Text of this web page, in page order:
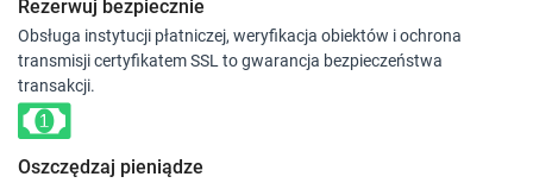
Rezerwuj bezpiecznie
Obsługa instytucji płatniczej, weryfikacja obiektów i ochrona
transmisji certyfikatem SSL to gwarancja bezpieczeństwa
transakcji.
Oszczędzaj pieniądze